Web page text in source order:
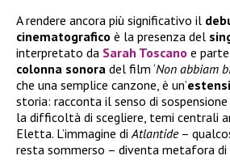
A rendere ancora più significativo il
cinematografico è la presenza del
interpretato da Sarah Toscano e
colonna sonora del film ‘Non abbiam
che una semplice canzone, è un’
storia: racconta il senso di
la difficoltà di scegliere, temi centrali
Eletta. L’immagine di Atlantide–
resta sommerso – diventa metafora di